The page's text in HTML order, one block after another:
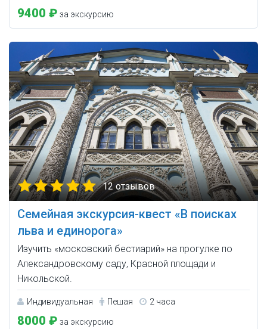
9400 ₽ за экскурсию
12 отзывов
Семейная экскурсия-квест «В поисках
льва и единорога»
Изучить «московский бестиарий» на прогулке по
Александровскому саду, Красной площади и
Никольской.
Индивидуальная Пешая 2 часа
8000 ₽ за экскурсию